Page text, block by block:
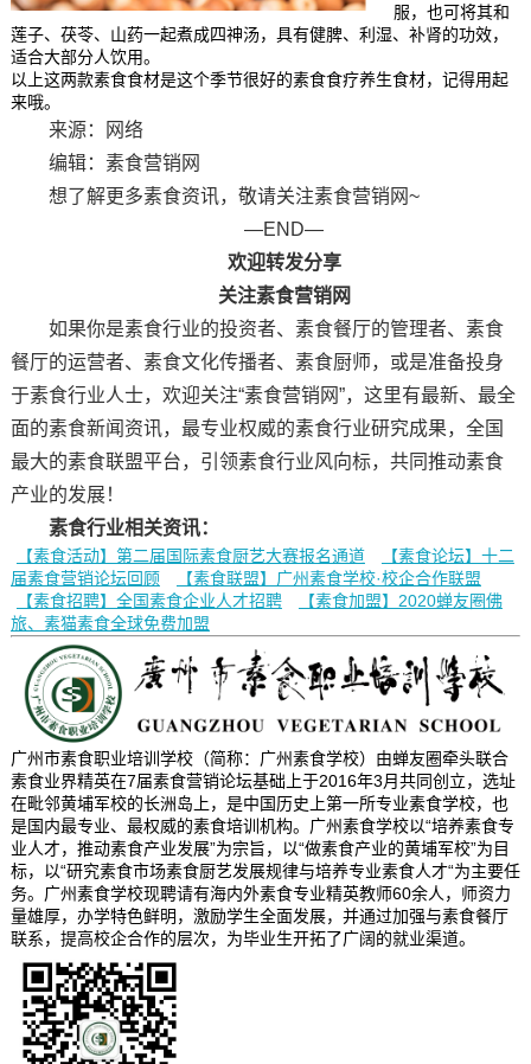
服，也可将其和
莲子、茯苓、山药一起煮成四神汤，具有健脾、利湿、补肾的功效，
适合大部分人饮用。
以上这两款素食食材是这个季节很好的素食食疗养生食材，记得用起
来哦。
来源：网络
编辑：素食营销网
想了解更多素食资讯，敬请关注素食营销网~
—END—
欢迎转发分享
关注素食营销网
如果你是素食行业的投资者、素食餐厅的管理者、素食
餐厅的运营者、素食文化传播者、素食厨师，或是准备投身
于素食行业人士，欢迎关注“素食营销网”，这里有最新、最全
面的素食新闻资讯，最专业权威的素食行业研究成果，全国
最大的素食联盟平台，引领素食行业风向标，共同推动素食
产业的发展！
素食行业相关资讯：
【素食活动】第二届国际素食厨艺大赛报名通道
【素食论坛】十二
届素食营销论坛回顾
【素食联盟】广州素食学校·校企合作联盟
【素食招聘】全国素食企业人才招聘
【素食加盟】2020蝉友圈佛
旅、素猫素食全球免费加盟
广州市素食职业培训学校（简称：广州素食学校）由蝉友圈牵头联合
素食业界精英在7届素食营销论坛基础上于2016年3月共同创立，选址
在毗邻黄埔军校的长洲岛上，是中国历史上第一所专业素食学校，也
是国内最专业、最权威的素食培训机构。广州素食学校以“培养素食专
业人才，推动素食产业发展”为宗旨，以“做素食产业的黄埔军校”为目
标，以“研究素食市场素食厨艺发展规律与培养专业素食人才“为主要任
务。广州素食学校现聘请有海内外素食专业精英教师60余人，师资力
量雄厚，办学特色鲜明，激励学生全面发展，并通过加强与素食餐厅
联系，提高校企合作的层次，为毕业生开拓了广阔的就业渠道。